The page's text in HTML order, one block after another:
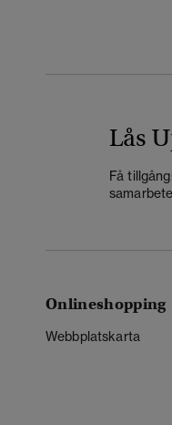
Lås
Få
Onlineshopping
Webbplatskarta